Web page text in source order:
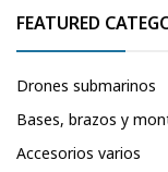
FEATURED
Drones submarinos
Bases, brazos y
Accesorios varios